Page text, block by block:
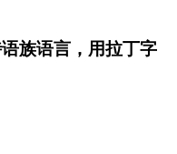
族语言，用拉丁字